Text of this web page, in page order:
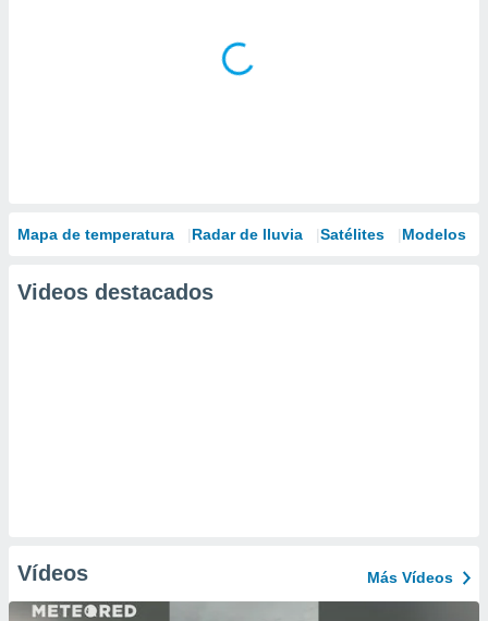
Mapa de temperatura Radar de lluvia Satélites Modelos
Videos destacados
Vídeos Más Vídeos